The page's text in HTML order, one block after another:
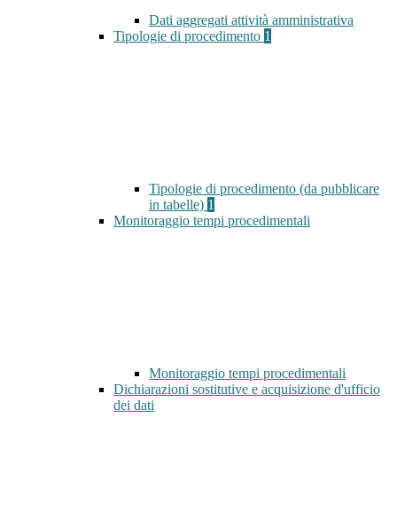
Dati aggregati attività amministrativa
Tipologie di procedimento 1
Tipologie di procedimento (da pubblicare
in tabelle) 1
Monitoraggio tempi procedimentali
Monitoraggio tempi procedimentali
Dichiarazioni sostitutive e acquisizione d'ufficio
dei dati